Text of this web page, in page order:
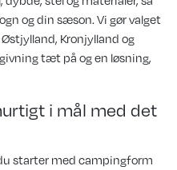
og din sæson. Vi gør valget
Kronjylland og
tæt på og en løsning,
i mål med det
starter med campingform